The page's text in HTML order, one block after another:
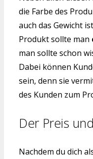
die Farbe des
auch das Gewicht
Produkt sollte man
man sollte schon
Dabei können
sein, denn sie
des Kunden zum
Der Preis
Nachdem du dich